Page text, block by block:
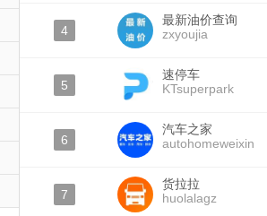
4
最新油价查询
zxyoujia
5
速停车
KTsuperpark
6
汽车之家
autohomeweixin
7
货拉拉
huolalagz